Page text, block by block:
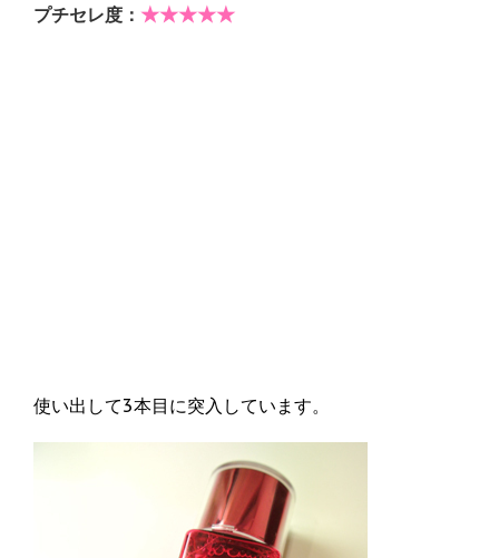
プチセレ度： ★★★★★
使い出して3本目に突入しています。